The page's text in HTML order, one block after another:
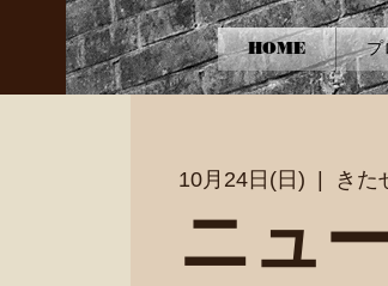
HOME プ
10月24日(日) きた
ニュ